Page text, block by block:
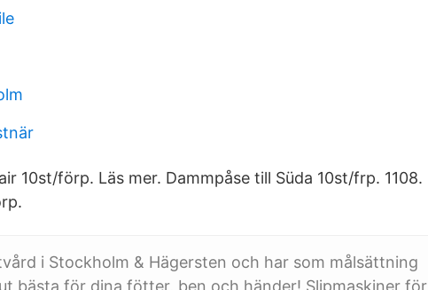
10st/förp. Läs mer. Dammpåse till Süda 10st/frp. 1108.
i Stockholm & Hägersten och har som målsättning
bästa för dina fötter, ben och händer! Slipmaskiner för